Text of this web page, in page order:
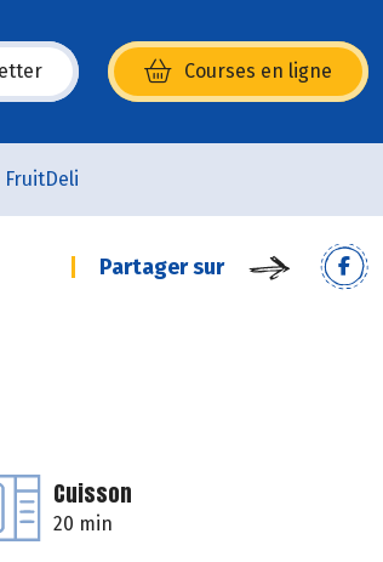
Courses en ligne
nouvelle fenêtre)
FruitDeli
Partager sur
Cuisson
20 min